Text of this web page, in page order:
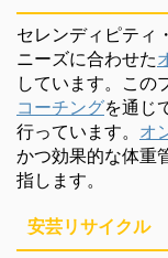
セレンディピティ
ニーズに合わせた
しています。この
コーチングを通じ
行っています。 オ
かつ効果的な体重
指します。
安芸リサイクル